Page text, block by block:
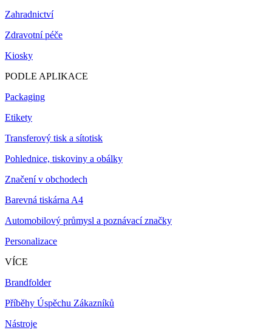
Zahradnictví
Zdravotní péče
Kiosky
PODLE APLIKACE
Packaging
Etikety
Transferový tisk a sítotisk
Pohlednice, tiskoviny a obálky
Značení v obchodech
Barevná tiskárna A4
Automobilový průmysl a poznávací značky
Personalizace
VÍCE
Brandfolder
Příběhy Úspěchu Zákazníků
Nástroje